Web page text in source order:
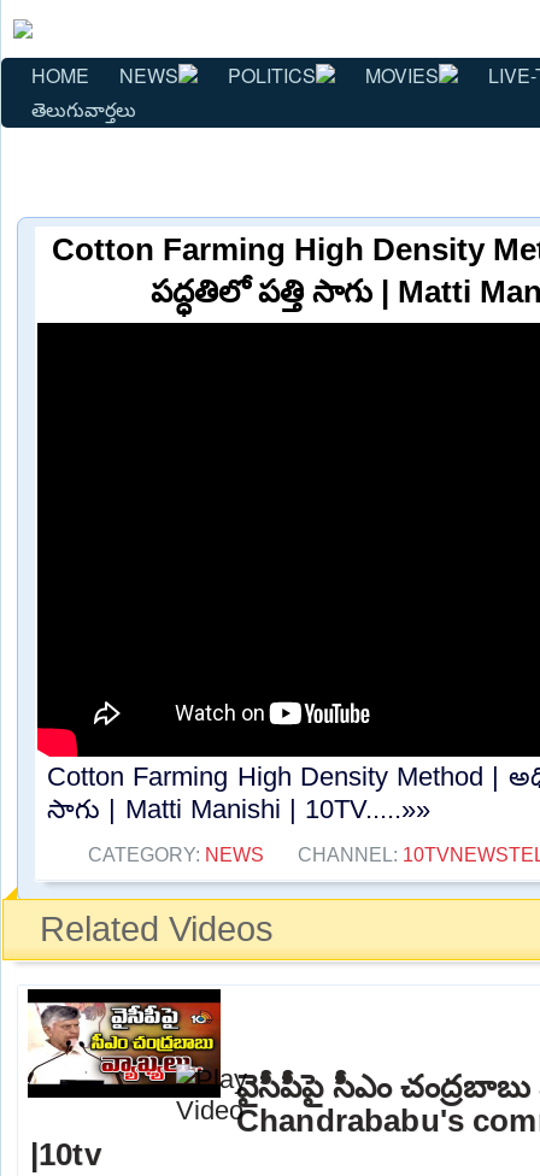
HOME NEWS POLITICS MOVIES
తెలుగువార్తలు
Cotton Farming High Density
పద్ధతిలో పత్తి సాగు | Matti
Cotton Farming High Density Method |
సాగు | Matti Manishi | 10TV.....»»
CATEGORY: NEWS CHANNEL:
Related Videos
వైసీపీపై సీఎం చంద్రబాబు
Chandrababu's
|10tv